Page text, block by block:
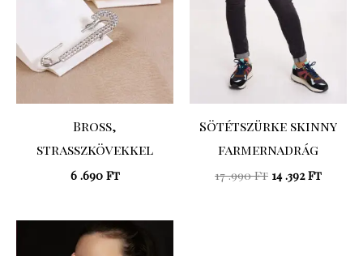
Bross,
strasszkövekkel
6 .690 Ft
Sötétszürke skinny
farmernadrág
17 .990Ft 14 .392Ft